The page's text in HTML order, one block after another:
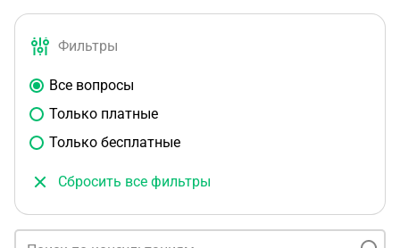
Фильтры
Все вопросы
Только платные
Только бесплатные
Сбросить все фильтры